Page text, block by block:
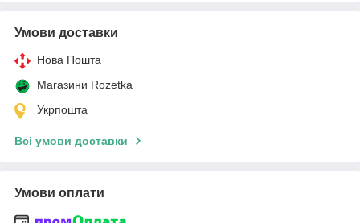
Умови доставки
Нова Пошта
Магазини Rozetka
Укрпошта
Всі умови доставки
Умови оплати